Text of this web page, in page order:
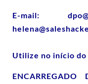
E-mail:
Utilize no início do